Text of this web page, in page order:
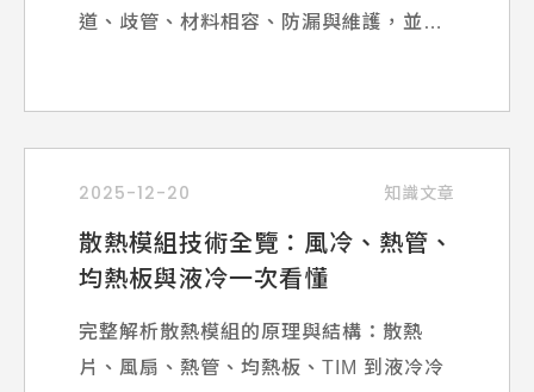
道、歧管、材料相容、防漏與維護，並提
2025-12-20 知識文章
散熱模組技術全覽：風冷、熱管、
均熱板與液冷一次看懂
完整解析散熱模組的原理與結構：散熱
片、風扇、熱管、均熱板、TIM 到液冷冷